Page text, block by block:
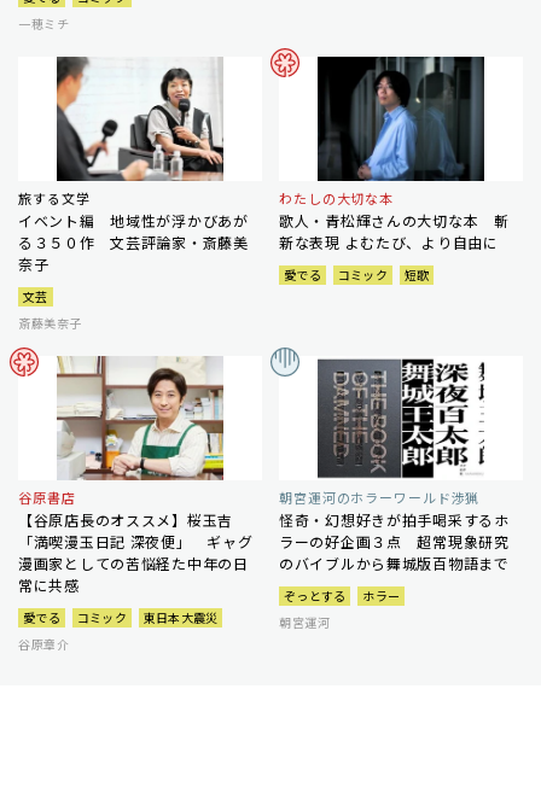
一穂ミチ
旅する文学
イベント編 地域性が浮かびあが
る３５０作 文芸評論家・斎藤美
奈子
文芸
斎藤美奈子
わたしの大切な本
歌人・青松輝さんの大切な本 斬
新な表現 よむたび、より自由に
愛でる コミック 短歌
谷原書店
【谷原店長のオススメ】桜玉吉
「満喫漫玉日記 深夜便」 ギャグ
漫画家としての苦悩経た中年の日
常に共感
愛でる コミック
東日本大震災
谷原章介
朝宮運河のホラーワールド渉猟
怪奇・幻想好きが拍手喝采するホ
ラーの好企画３点 超常現象研究
のバイブルから舞城版百物語まで
ぞっとする
ホラー
朝宮運河